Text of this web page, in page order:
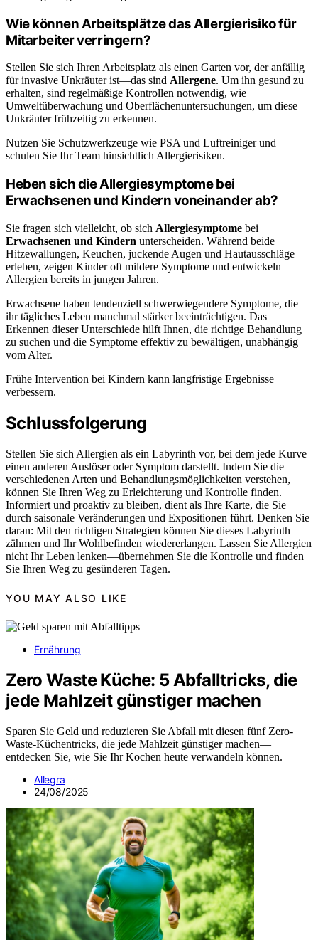
Wie können Arbeitsplätze das Allergierisiko für
Mitarbeiter verringern?
Stellen Sie sich Ihren Arbeitsplatz als einen Garten vor, der anfällig
für invasive Unkräuter ist—das sind Allergene. Um ihn gesund zu
erhalten, sind regelmäßige Kontrollen notwendig, wie
Umweltüberwachung und Oberflächenuntersuchungen, um diese
Unkräuter frühzeitig zu erkennen.
Nutzen Sie Schutzwerkzeuge wie PSA und Luftreiniger und
schulen Sie Ihr Team hinsichtlich Allergierisiken.
Heben sich die Allergiesymptome bei
Erwachsenen und Kindern voneinander ab?
Sie fragen sich vielleicht, ob sich Allergiesymptome bei
Erwachsenen und Kindern unterscheiden. Während beide
Hitzewallungen, Keuchen, juckende Augen und Hautausschläge
erleben, zeigen Kinder oft mildere Symptome und entwickeln
Allergien bereits in jungen Jahren.
Erwachsene haben tendenziell schwerwiegendere Symptome, die
ihr tägliches Leben manchmal stärker beeinträchtigen. Das
Erkennen dieser Unterschiede hilft Ihnen, die richtige Behandlung
zu suchen und die Symptome effektiv zu bewältigen, unabhängig
vom Alter.
Frühe Intervention bei Kindern kann langfristige Ergebnisse
verbessern.
Schlussfolgerung
Stellen Sie sich Allergien als ein Labyrinth vor, bei dem jede Kurve
einen anderen Auslöser oder Symptom darstellt. Indem Sie die
verschiedenen Arten und Behandlungsmöglichkeiten verstehen,
können Sie Ihren Weg zu Erleichterung und Kontrolle finden.
Informiert und proaktiv zu bleiben, dient als Ihre Karte, die Sie
durch saisonale Veränderungen und Expositionen führt. Denken Sie
daran: Mit den richtigen Strategien können Sie dieses Labyrinth
zähmen und Ihr Wohlbefinden wiedererlangen. Lassen Sie Allergien
nicht Ihr Leben lenken—übernehmen Sie die Kontrolle und finden
Sie Ihren Weg zu gesünderen Tagen.
YOU MAY ALSO LIKE
Ernährung
Zero Waste Küche: 5 Abfalltricks, die
jede Mahlzeit günstiger machen
Sparen Sie Geld und reduzieren Sie Abfall mit diesen fünf Zero-
Waste-Küchentricks, die jede Mahlzeit günstiger machen—
entdecken Sie, wie Sie Ihr Kochen heute verwandeln können.
Allegra
24/08/2025